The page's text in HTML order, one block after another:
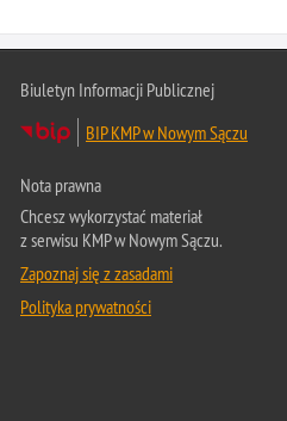
Biuletyn Informacji Publicznej
BIP KMP w Nowym Sączu
Nota prawna
Chcesz wykorzystać materiał
z serwisu KMP w Nowym Sączu.
Zapoznaj się z zasadami
Polityka prywatności